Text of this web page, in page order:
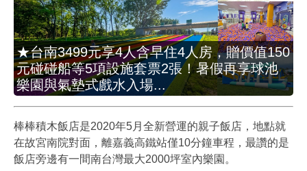
★台南3499元享4人含早住4人房，贈價值150
元碰碰船等5項設施套票2張！暑假再享球池
樂園與氣墊式戲水入場...
棒棒積木飯店是2020年5月全新營運的親子飯店，地點就
在故宮南院對面，離嘉義高鐵站僅10分鐘車程，最讚的是
飯店旁邊有一間南台灣最大2000坪室內樂園。